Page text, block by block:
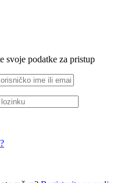
svoje podatke za pristup